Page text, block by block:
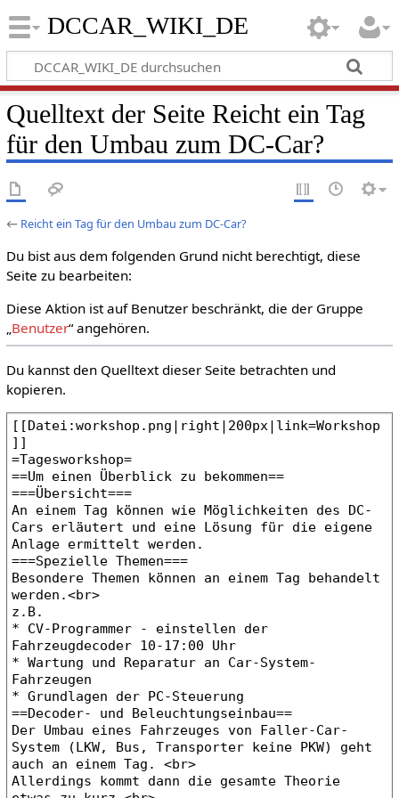
DCCAR_WIKI_DE
Quelltext der Seite Reicht ein Tag
für den Umbau zum DC-Car?
← Reicht ein Tag für den Umbau zum DC-Car?
Du bist aus dem folgenden Grund nicht berechtigt, diese
Seite zu bearbeiten:
Diese Aktion ist auf Benutzer beschränkt, die der Gruppe
„Benutzer“ angehören.
Du kannst den Quelltext dieser Seite betrachten und
kopieren.